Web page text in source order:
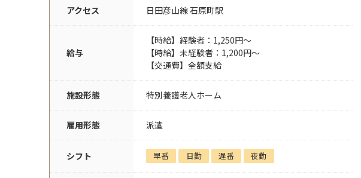
アクセス 日田彦山線 石原町駅
給与
【時給】経験者：1,250円～
【時給】未経験者：1,200円～
【交通費】全額支給
施設形態 特別養護老人ホーム
雇用形態 派遣
シフト 早番 日勤 遅番 夜勤